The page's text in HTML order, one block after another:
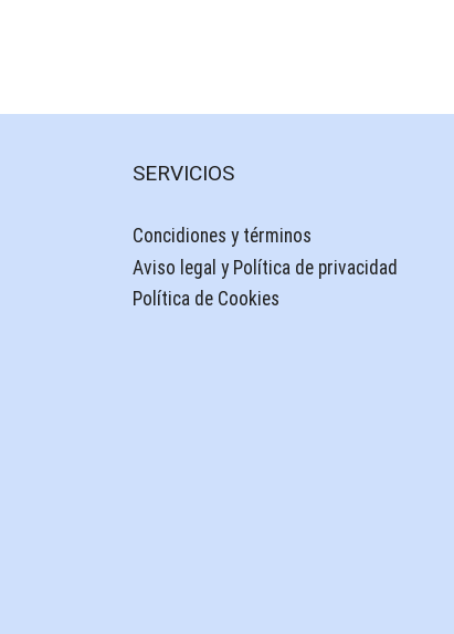
SERVICIOS
Concidiones y términos
Aviso legal y Política de privacidad
Política de Cookies